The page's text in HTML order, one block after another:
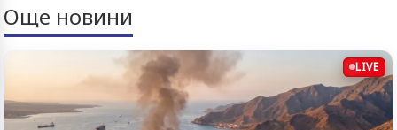
Още новини
LIVE